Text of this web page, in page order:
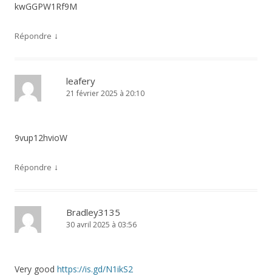
kwGGPW1Rf9M
Répondre ↓
leafery
21 février 2025 à 20:10
9vup12hvioW
Répondre ↓
Bradley3135
30 avril 2025 à 03:56
Very good https://is.gd/N1ikS2